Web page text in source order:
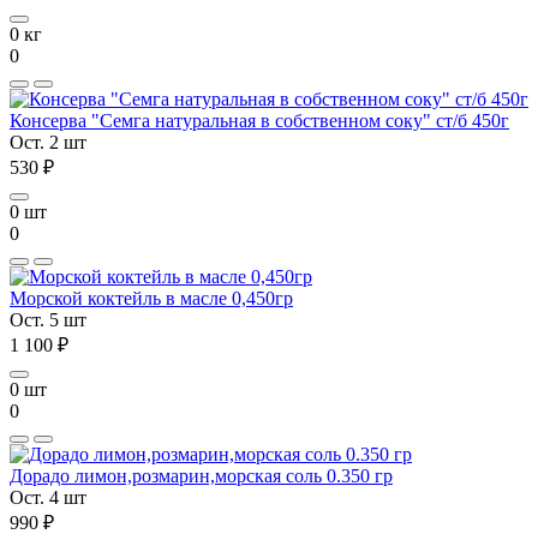
0 кг
0
Консерва "Семга натуральная в собственном соку" ст/б 450г
Ост. 2 шт
530 ₽
0 шт
0
Морской коктейль в масле 0,450гр
Ост. 5 шт
1 100 ₽
0 шт
0
Дорадо лимон,розмарин,морская соль 0.350 гр
Ост. 4 шт
990 ₽